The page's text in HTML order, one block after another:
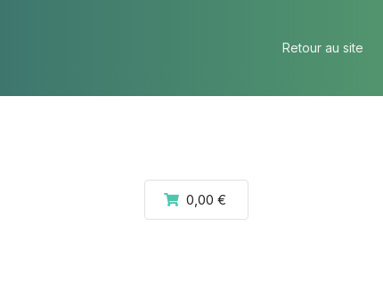
Retour au site
0,00 €